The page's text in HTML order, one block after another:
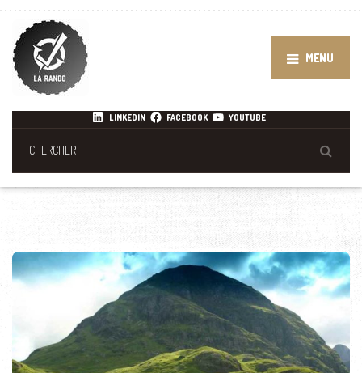
MENU
LINKEDIN FACEBOOK YOUTUBE